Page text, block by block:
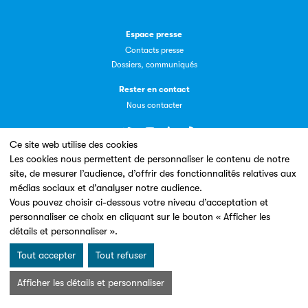
Ce site web utilise des cookies
Les cookies nous permettent de personnaliser le contenu de notre
site, de mesurer l’audience, d’offrir des fonctionnalités relatives aux
médias sociaux et d’analyser notre audience.
Vous pouvez choisir ci-dessous votre niveau d’acceptation et
personnaliser ce choix en cliquant sur le bouton « Afficher les
détails et personnaliser ».
Tout accepter Tout refuser
Afficher les détails et personnaliser
Espace presse
Contacts presse
Dossiers, communiqués
Rester en contact
Nous contacter
Un site conçu en partenariat avec le
Mentions légales & Conditions d’utilisation
Charte Cookies
d’emploi à pourvoir dans le secteur de l'édition.
Clic.EDIt
Clic.EDIt, pour faciliter les échanges informatisés entre
tous les acteurs de la filière de la fabrication de livres.